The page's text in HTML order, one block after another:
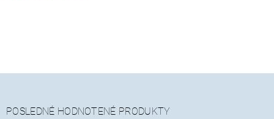
POSLEDNÉ HODNOTENÉ PRODUKTY